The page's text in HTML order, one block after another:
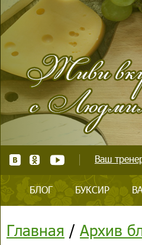
Ваш
БЛОГ БУКСИР
Главная / Архив